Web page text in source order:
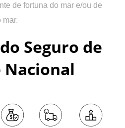
de fortuna do mar e/ou de
mar.
Seguro de